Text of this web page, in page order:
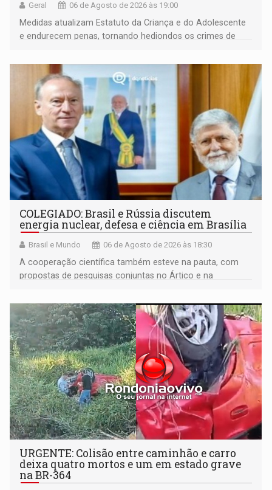
Geral 06 de Agosto de 2026 às 19:00
Medidas atualizam Estatuto da Criança e do Adolescente
e endurecem penas, tornando hediondos os crimes de
COLEGIADO: Brasil e Rússia discutem
energia nuclear, defesa e ciência em Brasília
Brasil e Mundo 06 de Agosto de 2026 às 18:30
A cooperação científica também esteve na pauta, com
propostas de pesquisas conjuntas no Ártico e na
URGENTE: Colisão entre caminhão e carro
deixa quatro mortos e um em estado grave
na BR-364